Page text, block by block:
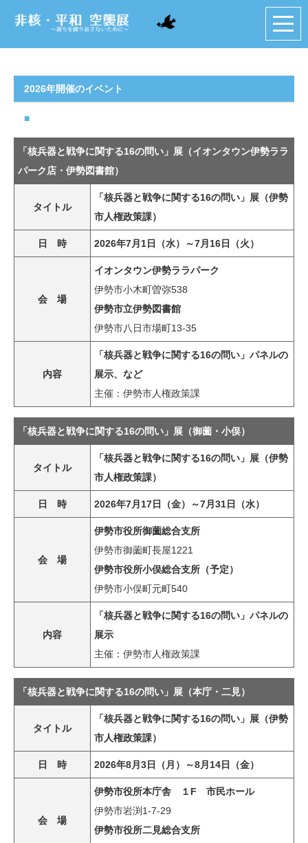
2026年開催のイベント
■
「核兵器と戦争に関する16の問い」展（イオンタウン伊勢ララ
パーク店・伊勢図書館）
タイトル
「核兵器と戦争に関する16の問い」展（伊勢
市人権政策課）
日 時 2026年7月1日（水）～7月16日（火）
会 場
イオンタウン伊勢ララパーク
伊勢市小木町曽弥538
伊勢市立伊勢図書館
伊勢市八日市場町13-35
内容
「核兵器と戦争に関する16の問い」パネルの
展示、など
主催：伊勢市人権政策課
「核兵器と戦争に関する16の問い」展（御薗・小俣）
タイトル
「核兵器と戦争に関する16の問い」展（伊勢
市人権政策課）
日 時 2026年7月17日（金）～7月31日（水）
会 場
伊勢市役所御薗総合支所
伊勢市御薗町長屋1221
伊勢市役所小俣総合支所（予定）
伊勢市小俣町元町540
内容
「核兵器と戦争に関する16の問い」パネルの
展示
主催：伊勢市人権政策課
「核兵器と戦争に関する16の問い」展（本庁・二見）
タイトル
「核兵器と戦争に関する16の問い」展（伊勢
市人権政策課）
日 時 2026年8月3日（月）～8月14日（金）
会 場
伊勢市役所本庁舎 １F 市民ホール
伊勢市岩渕1-7-29
伊勢市役所二見総合支所